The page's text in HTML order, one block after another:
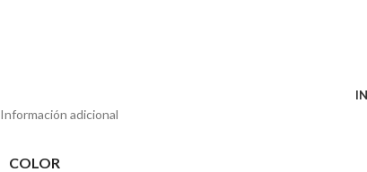
Información adicional
COLOR